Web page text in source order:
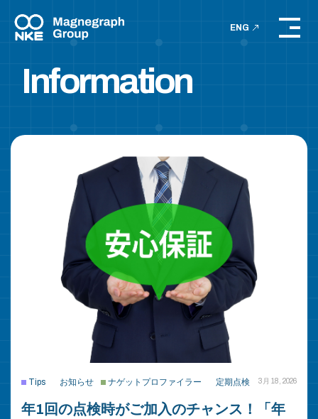
ENG
Information
Tips お知らせ ナゲットプロファイラー 定期点検 3月 18, 2026
年1回の点検時がご加入のチャンス！「年